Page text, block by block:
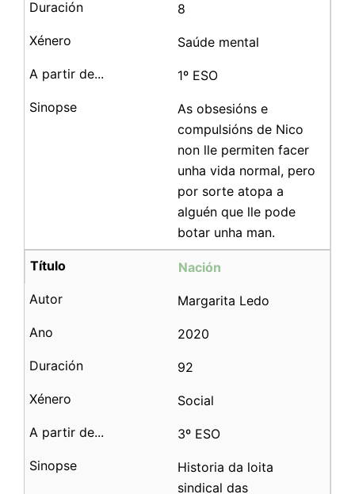
8
Saúde mental
1º ESO
As obsesións e
compulsións de Nico
non lle permiten facer
unha vida normal, pero
por sorte atopa a
alguén que lle pode
botar unha man.
Nación
Margarita Ledo
2020
92
Social
3º ESO
Historia da loita
sindical das